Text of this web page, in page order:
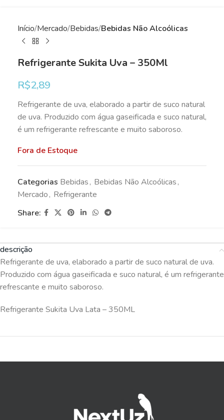
Início Mercado Bebidas Bebidas Não Alcoólicas
Refrigerante Sukita Uva – 350Ml
R$2,89
Refrigerante de uva, elaborado a partir de suco natural
de uva. Produzido com água gaseificada e suco natural,
é um refrigerante refrescante e muito saboroso.
Fora de Estoque
Categorias Bebidas, Bebidas Não Alcoólicas,
Mercado, Refrigerante
Share:
descrição
Refrigerante de uva, elaborado a partir de suco natural de uva.
Produzido com água gaseificada e suco natural, é um refrigerante
refrescante e muito saboroso.
Refrigerante Sukita Uva Lata – 350ML